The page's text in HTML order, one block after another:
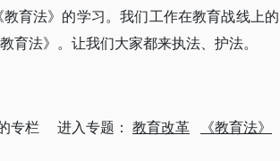
育法》的学习。我们工作在教育战线上的
育法》。让我们大家都来执法、护法。
专栏 进入专题： 教育改革 《教育法》